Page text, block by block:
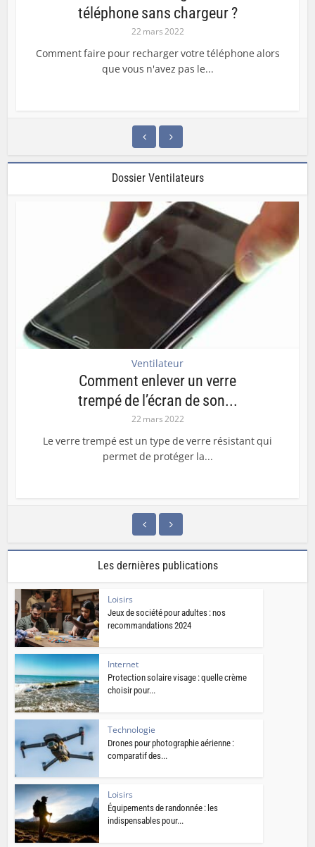
téléphone sans chargeur ?
22 mars 2022
Comment faire pour recharger votre téléphone alors
que vous n'avez pas le...
Dossier Ventilateurs
Ventilateur
Comment enlever un verre
trempé de l’écran de son...
22 mars 2022
Le verre trempé est un type de verre résistant qui
permet de protéger la...
Les dernières publications
Loisirs
Jeux de société pour adultes : nos
recommandations 2024
Internet
Protection solaire visage : quelle crème
choisir pour...
Technologie
Drones pour photographie aérienne :
comparatif des...
Loisirs
Équipements de randonnée : les
indispensables pour...